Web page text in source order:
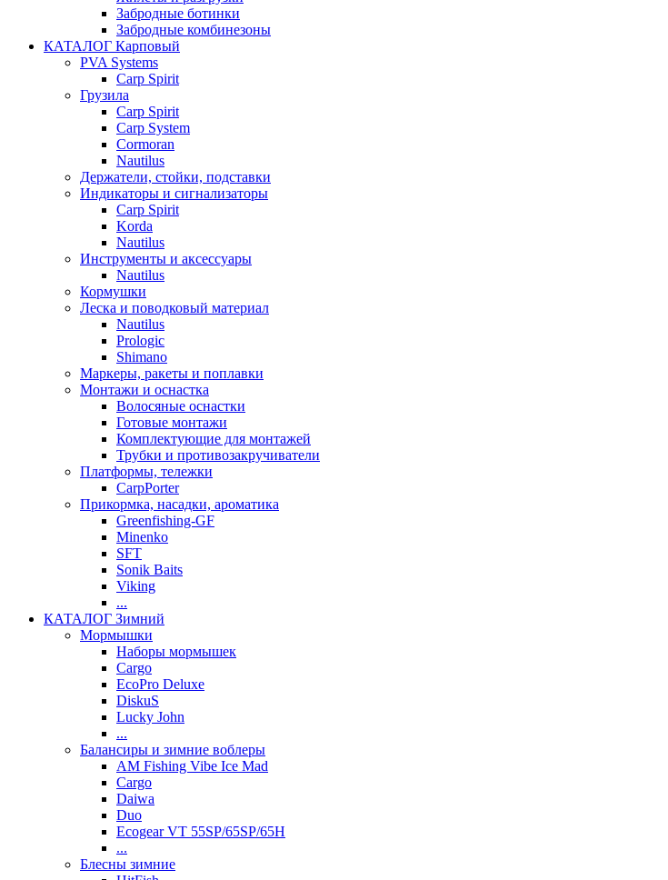
Забродные ботинки
Забродные комбинезоны
КАТАЛОГ Карповый
PVA Systems
Carp Spirit
Грузила
Carp Spirit
Carp System
Cormoran
Nautilus
Держатели, стойки, подставки
Индикаторы и сигнализаторы
Carp Spirit
Korda
Nautilus
Инструменты и аксессуары
Nautilus
Кормушки
Леска и поводковый материал
Nautilus
Prologic
Shimano
Маркеры, ракеты и поплавки
Монтажи и оснастка
Волосяные оснастки
Готовые монтажи
Комплектующие для монтажей
Трубки и противозакручиватели
Платформы, тележки
CarpPorter
Прикормка, насадки, ароматика
Greenfishing-GF
Minenko
SFT
Sonik Baits
Viking
...
КАТАЛОГ Зимний
Мормышки
Наборы мормышек
Cargo
EcoPro Deluxe
DiskuS
Lucky John
...
Балансиры и зимние воблеры
AM Fishing Vibe Ice Mad
Cargo
Daiwa
Duo
Ecogear VT 55SP/65SP/65H
...
Блесны зимние